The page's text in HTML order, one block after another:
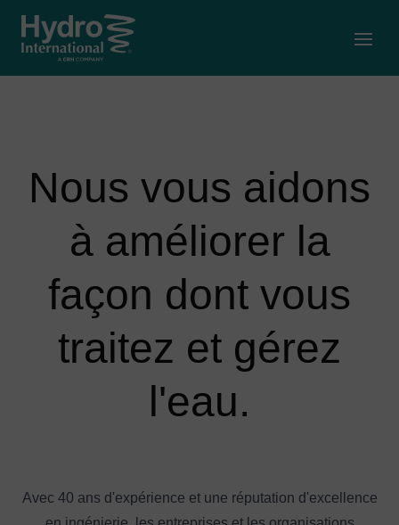
Nous vous aidons
à améliorer la
façon dont vous
traitez et gérez
l'eau.
Avec 40 ans d'expérience et une réputation d'excellence